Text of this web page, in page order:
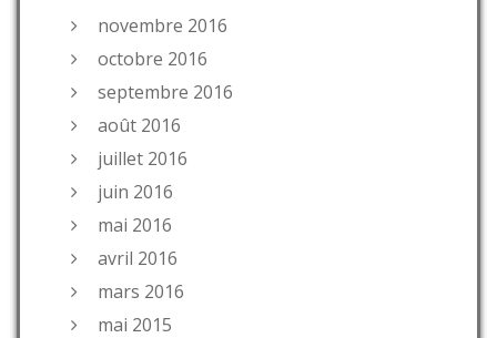
novembre 2016
octobre 2016
septembre 2016
août 2016
juillet 2016
juin 2016
mai 2016
avril 2016
mars 2016
mai 2015